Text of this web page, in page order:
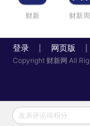
财新 财新
登录 网页版
Copyright 财新网 All
发表评论得积分